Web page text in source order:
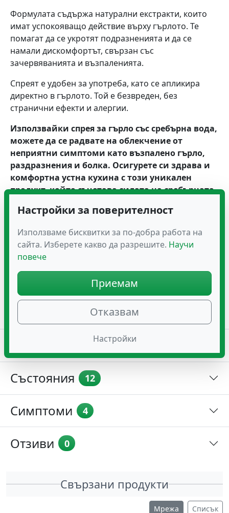
Формулата съдържа натурални екстракти, които
имат успокояващо действие върху гърлото. Те
помагат да се укротят подразненията и да се
намали дискомфортът, свързан със
зачервяванията и възпаленията.
Спреят е удобен за употреба, като се апликира
директно в гърлото. Той е безвреден, без
странични ефекти и алергии.
Използвайки спрея за гърло със сребърна вода,
можете да се радвате на облекчение от
неприятни симптоми като възпалено гърло,
раздразнения и болка. Осигурете си здрава и
комфортна устна кухина с този уникален
продукт, който съчетава силата на сребърната
натуралните екстракти.
Състав
Колоидно йонно сребро, дейонизирана вода.
Начин на употреба
За деца и възрастни: 3-4 впръсквания.
Съхранявайте на място, недостъпно от деца.
Състояния 12
Симптоми 4
Отзиви 0
Свързани продукти
Мрежа Списък
Настройки за поверителност
Използваме бисквитки за по-добра работа на
сайта. Изберете какво да разрешите. Научи
повече
Приемам
Отказвам
Настройки